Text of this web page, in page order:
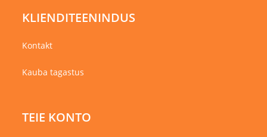
KLIENDITEENINDUS
Kontakt
Kauba tagastus
TEIE KONTO